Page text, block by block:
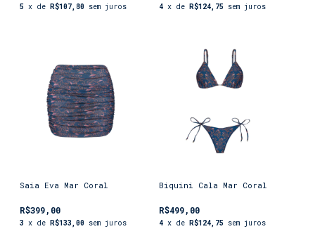
5 x de R$107,80 sem juros 4 x de R$124,75 sem juros
Saia Eva Mar Coral
R$399,00
3 x de R$133,00 sem juros
Biquini Cala Mar Coral
R$499,00
4 x de R$124,75 sem juros